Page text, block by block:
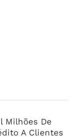
Milhões De
A Clientes